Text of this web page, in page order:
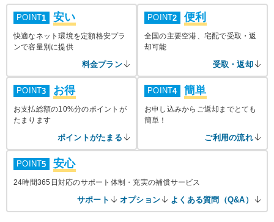
POINT1 安い
快適なネット環境を定額格安プラ
ンで容量別に提供
料金プラン
POINT2 便利
全国の主要空港、宅配で受取・返
却可能
受取・返却
POINT3 お得
お支払総額の10%分のポイントが
たまります
ポイントがたまる
POINT4 簡単
お申し込みからご返却までとても
簡単！
ご利用の流れ
POINT5 安心
24時間365日対応のサポート体制・充実の補償サービス
サポート オプション よくある質問（Q&A）